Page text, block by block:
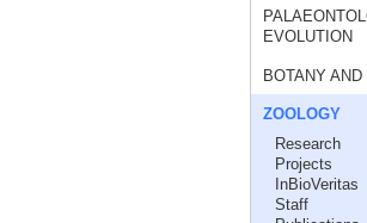
EVOLUTION
BOTANY
ZOOLOGY
Research
Projects
InBioVeritas
Staff